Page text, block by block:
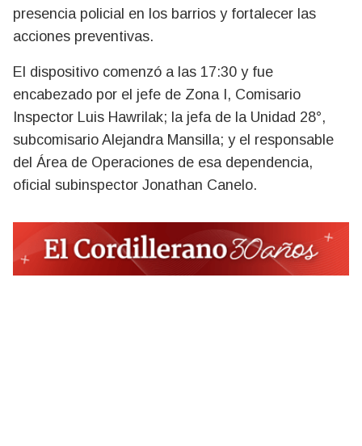
presencia policial en los barrios y fortalecer las
acciones preventivas.
El dispositivo comenzó a las 17:30 y fue
encabezado por el jefe de Zona I, Comisario
Inspector Luis Hawrilak; la jefa de la Unidad 28°,
subcomisario Alejandra Mansilla; y el responsable
del Área de Operaciones de esa dependencia,
oficial subinspector Jonathan Canelo.